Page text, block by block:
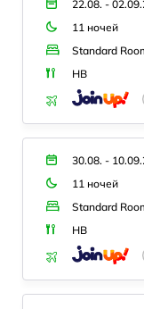
22.08. -
11 ночей
Standard
HB
30.08. -
11 ночей
Standard
HB